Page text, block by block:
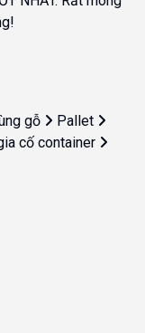
gỗ
Pallet
cố container